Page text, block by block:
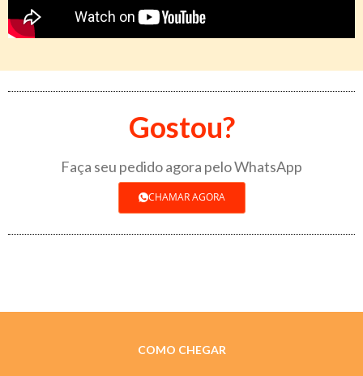
Gostou?
Faça seu pedido agora pelo WhatsApp
CHAMAR AGORA
COMO CHEGAR